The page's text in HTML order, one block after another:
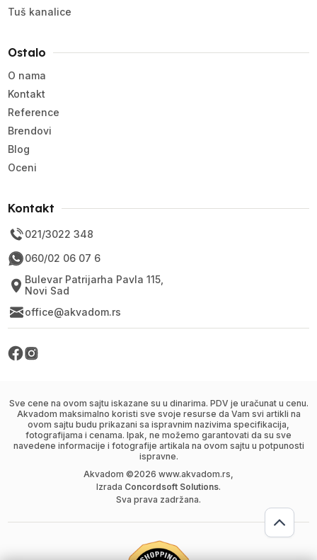
Tuš kanalice
Ostalo
O nama
Kontakt
Reference
Brendovi
Blog
Oceni
Kontakt
021/3022 348
060/02 06 07 6
Bulevar Patrijarha Pavla 115,
Novi Sad
office@akvadom.rs
Sve cene na ovom sajtu iskazane su u dinarima. PDV je uračunat u cenu.
Akvadom maksimalno koristi sve svoje resurse da Vam svi artikli na
ovom sajtu budu prikazani sa ispravnim nazivima specifikacija,
fotografijama i cenama. Ipak, ne možemo garantovati da su sve
navedene informacije i fotografije artikala na ovom sajtu u potpunosti
ispravne.
Akvadom ©2026 www.akvadom.rs,
Izrada Concordsoft Solutions.
Sva prava zadržana.